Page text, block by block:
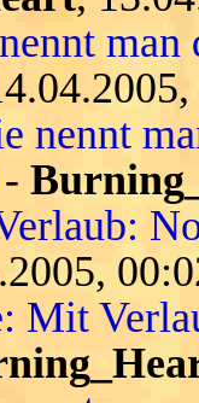
man
nennt
-
Mit